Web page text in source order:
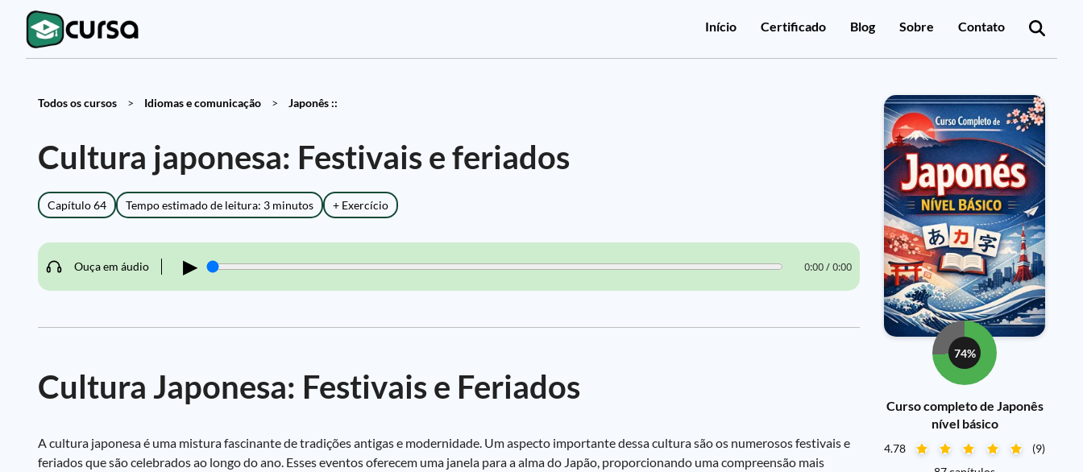
Início Certificado Blog Sobre Contato
Todos os cursos > Idiomas e comunicação > Japonês ::
Cultura japonesa: Festivais e feriados
Capítulo 64 Tempo estimado de leitura: 3 minutos + Exercício
Ouça em áudio ▶ 0:00 / 0:00
Cultura Japonesa: Festivais e Feriados
A cultura japonesa é uma mistura fascinante de tradições antigas e modernidade. Um aspecto importante dessa cultura são os numerosos festivais e
feriados que são celebrados ao longo do ano. Esses eventos oferecem uma janela para a alma do Japão, proporcionando uma compreensão mais
74%
Curso completo de Japonês
nível básico
4.78
(9)